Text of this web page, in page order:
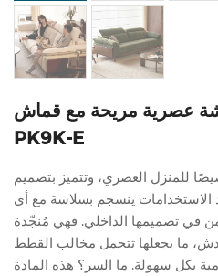
عصرية مريحة مع قماش
PK9K-E
للمنزل العصري، وتتميز بتصميم
الاستخدامات ينسجم بسلاسة مع أي
في تصميمها الداخلي. فهي مُنجّدة
ما يجعلها تتحمل مخالب القطط
بكل سهولة. ما السر؟ هذه المادة